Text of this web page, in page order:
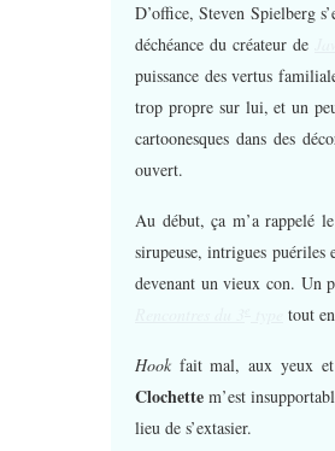
D’office, Steven Spielberg
déchéance du créateur de
puissance des vertus
trop propre sur lui, et un
cartoonesques dans des
ouvert.
Au début, ça m’a rappelé
sirupeuse, intrigues puériles
devenant un vieux con. Un
tout
Hook fait mal, aux yeux et
Clochette m’est
lieu de s’extasier.